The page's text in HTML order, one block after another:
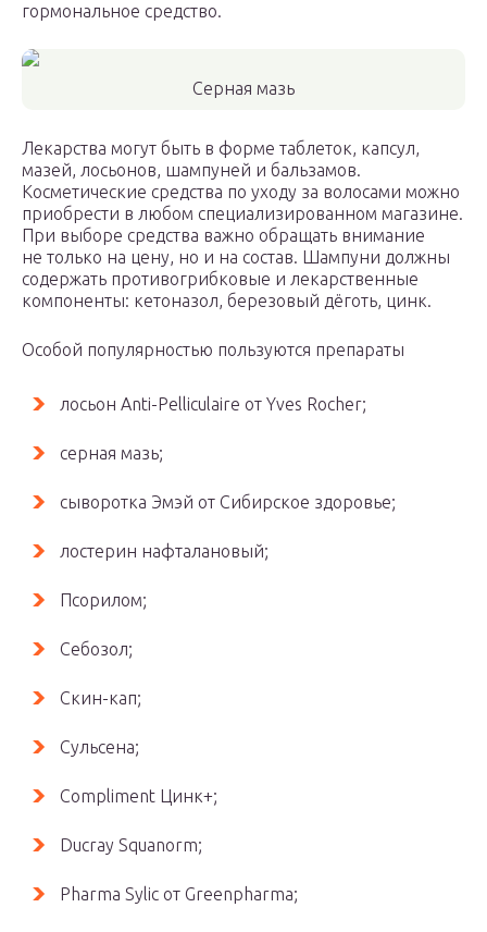
гормональное средство.
Серная мазь
Лекарства могут быть в форме таблеток, капсул,
мазей, лосьонов, шампуней и бальзамов.
Косметические средства по уходу за волосами можно
приобрести в любом специализированном магазине.
При выборе средства важно обращать внимание
не только на цену, но и на состав. Шампуни должны
содержать противогрибковые и лекарственные
компоненты: кетоназол, березовый дёготь, цинк.
Особой популярностью пользуются препараты
лосьон Anti-Pelliculaire от Yves Rocher;
серная мазь;
сыворотка Эмэй от Сибирское здоровье;
лостерин нафталановый;
Псорилом;
Себозол;
Скин-кап;
Сульсена;
Compliment Цинк+;
Ducray Squanorm;
Pharma Sylic от Greenpharma;